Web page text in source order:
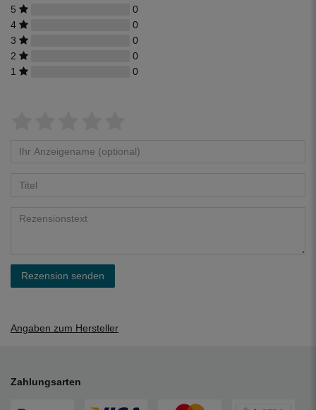
5
0
4
0
3
0
2
0
1
0
Rezension senden
Angaben zum Hersteller
Zahlungsarten